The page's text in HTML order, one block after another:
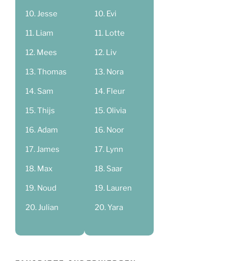
Jesse
Liam
Mees
Thomas
Sam
Thijs
Adam
James
Max
Noud
Julian
Evi
Lotte
Liv
Nora
Fleur
Olivia
Noor
Lynn
Saar
Lauren
Yara